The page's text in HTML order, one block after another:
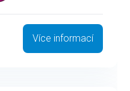
Více informací